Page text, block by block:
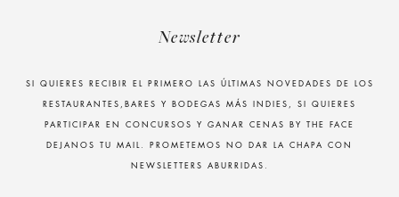
Newsletter
SI QUIERES RECIBIR EL PRIMERO LAS ÚLTIMAS NOVEDADES DE LOS
RESTAURANTES,BARES Y BODEGAS MÁS INDIES, SI QUIERES
PARTICIPAR EN CONCURSOS Y GANAR CENAS BY THE FACE
DEJANOS TU MAIL. PROMETEMOS NO DAR LA CHAPA CON
NEWSLETTERS ABURRIDAS.